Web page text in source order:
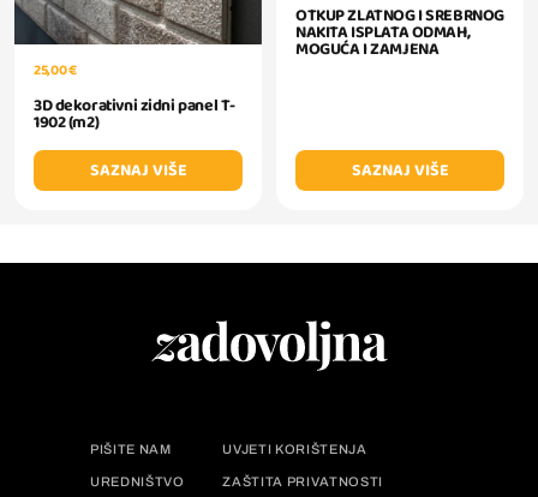
25,00 €
3D dekorativni zidni panel T-
1902 (m2)
SAZNAJ VIŠE
OTKUP ZLATNOG I SREBRNOG
NAKITA ISPLATA ODMAH,
MOGUĆA I ZAMJENA
SAZNAJ VIŠE
PIŠITE NAM UVJETI KORIŠTENJA
UREDNIŠTVO ZAŠTITA PRIVATNOSTI